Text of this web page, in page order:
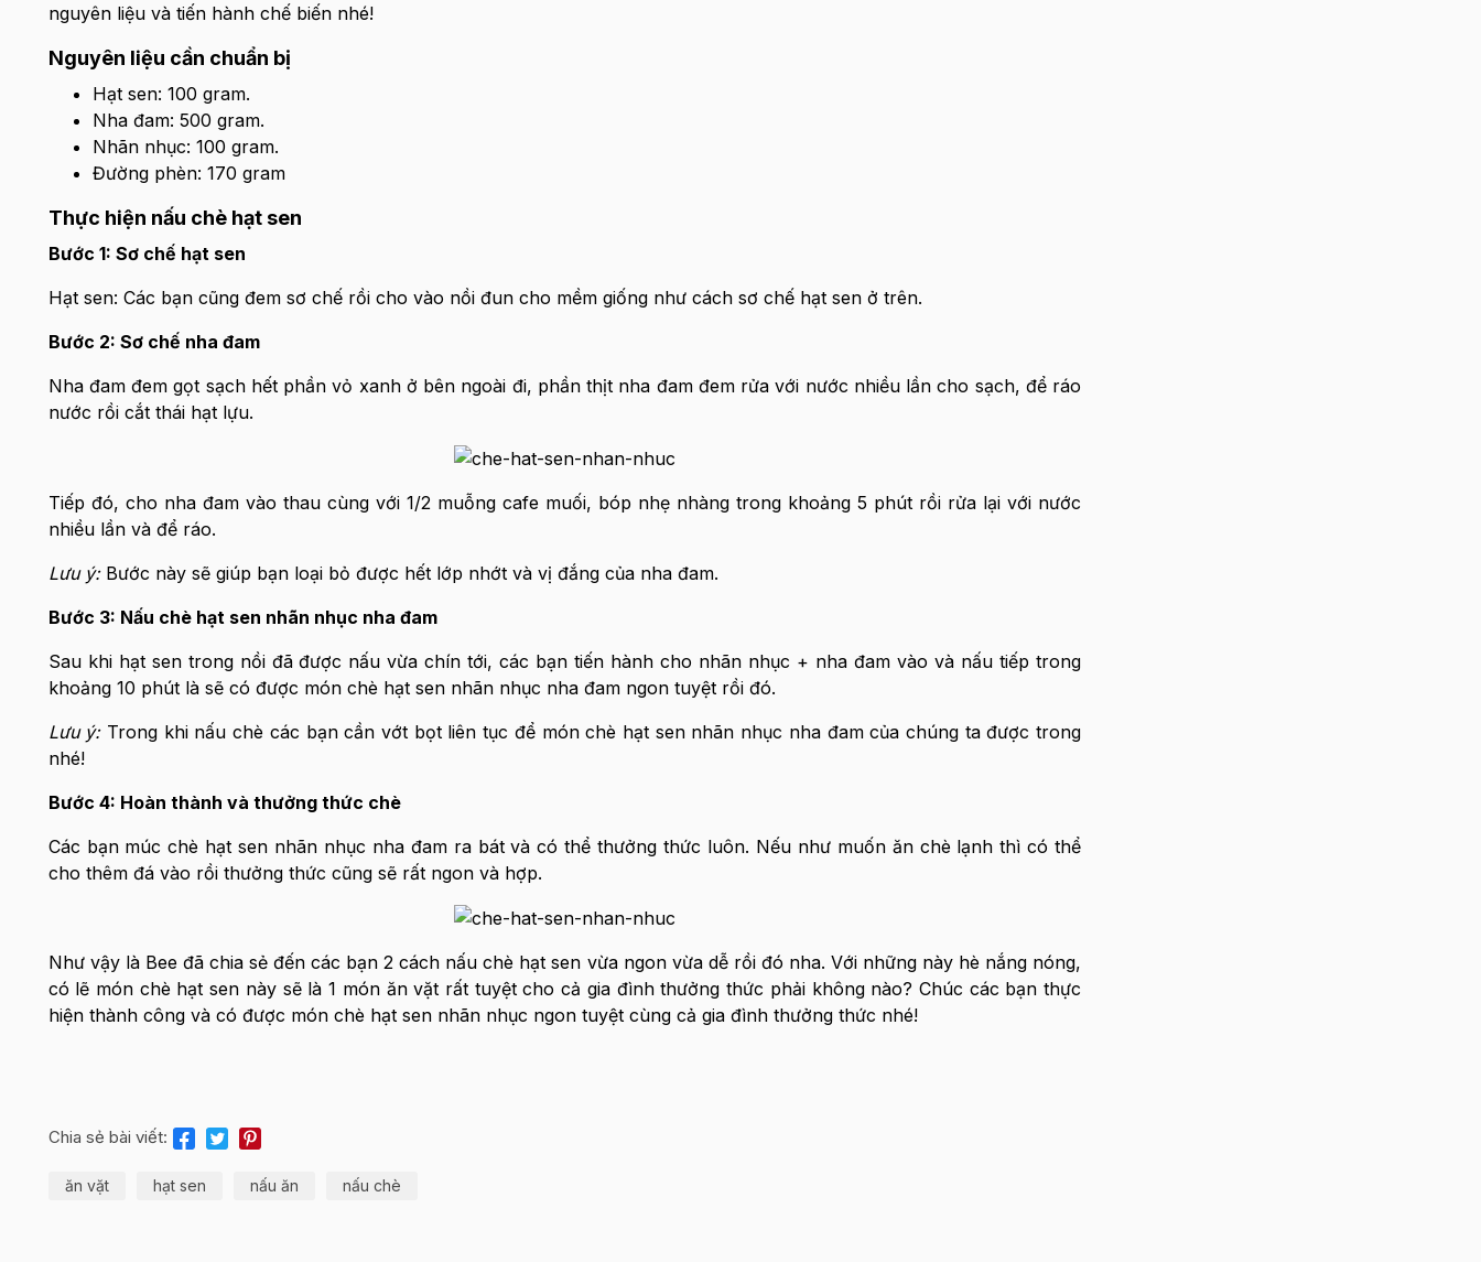
nguyên liệu và tiến hành chế biến nhé!
Nguyên liệu cần chuẩn bị
Hạt sen: 100 gram.
Nha đam: 500 gram.
Nhãn nhục: 100 gram.
Đường phèn: 170 gram
Thực hiện nấu chè hạt sen
Bước 1: Sơ chế hạt sen
Hạt sen: Các bạn cũng đem sơ chế rồi cho vào nồi đun cho mềm giống như cách sơ chế hạt sen ở trên.
Bước 2: Sơ chế nha đam
Nha đam đem gọt sạch hết phần vỏ xanh ở bên ngoài đi, phần thịt nha đam đem rửa với nước nhiều lần cho sạch, để ráo
nước rồi cắt thái hạt lựu.
Tiếp đó, cho nha đam vào thau cùng với 1/2 muỗng cafe muối, bóp nhẹ nhàng trong khoảng 5 phút rồi rửa lại với nước
nhiều lần và để ráo.
Lưu ý:Bước này sẽ giúp bạn loại bỏ được hết lớp nhớt và vị đắng của nha đam.
Bước 3: Nấu chè hạt sen nhãn nhục nha đam
Sau khi hạt sen trong nồi đã được nấu vừa chín tới, các bạn tiến hành cho nhãn nhục + nha đam vào và nấu tiếp trong
khoảng 10 phút là sẽ có được món chè hạt sen nhãn nhục nha đam ngon tuyệt rồi đó.
Lưu ý:Trong khi nấu chè các bạn cần vớt bọt liên tục để món chè hạt sen nhãn nhục nha đam của chúng ta được trong
nhé!
Bước 4: Hoàn thành và thưởng thức chè
Các bạn múc chè hạt sen nhãn nhục nha đam ra bát và có thể thưởng thức luôn. Nếu như muốn ăn chè lạnh thì có thể
cho thêm đá vào rồi thưởng thức cũng sẽ rất ngon và hợp.
Như vậy là Bee đã chia sẻ đến các bạn 2 cách nấu chè hạt sen vừa ngon vừa dễ rồi đó nha. Với những này hè nắng nóng,
có lẽ món chè hạt sen này sẽ là 1 món ăn vặt rất tuyệt cho cả gia đình thưởng thức phải không nào? Chúc các bạn thực
hiện thành công và có được món chè hạt sen nhãn nhục ngon tuyệt cùng cả gia đình thưởng thức nhé!
Chia sẻ bài viết:
ăn vặt hạt sen nấu ăn nấu chè